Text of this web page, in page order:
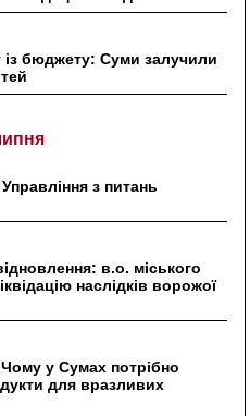
бюджету: Суми залучили
з питань
в.о. міського
наслідків ворожої
у Сумах потрібно
для вразливих